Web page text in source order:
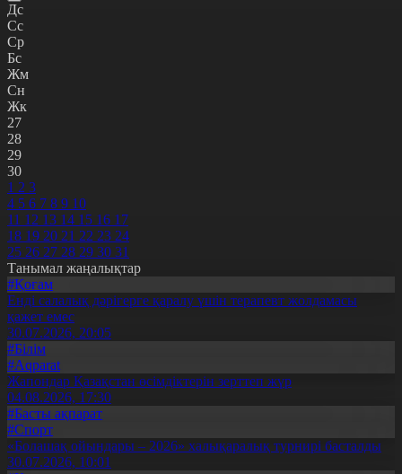
Дс
Сс
Ср
Бс
Жм
Сн
Жк
27
28
29
30
1 2 3
4 5 6 7 8 9 10
11 12 13 14 15 16 17
18 19 20 21 22 23 24
25 26 27 28 29 30 31
Танымал жаңалықтар
#Қоғам
Енді салалық дәрігерге қаралу үшін терапевт жолдамасы
қажет емес
30.07.2026, 20:05
#Білім
#Aqparat
Жапондар Қазақстан өсімдіктерін зерттеп жүр
04.08.2026, 17:30
#Басты ақпарат
#Спорт
«Болашақ ойындары – 2026» халықаралық турнирі басталды
30.07.2026, 10:01